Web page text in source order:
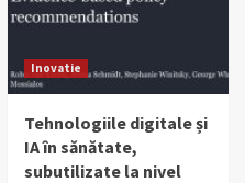
Inovatie
Tehnologiile digitale și
IA în sănătate,
subutilizate la nivel